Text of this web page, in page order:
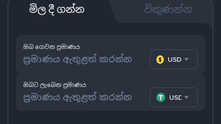
මිල දී ගන්න විකුණන්න
ඔබ ගෙවන ප්‍රමාණය
USD
ඔබට ලැබෙන ප්‍රමාණය
USDT